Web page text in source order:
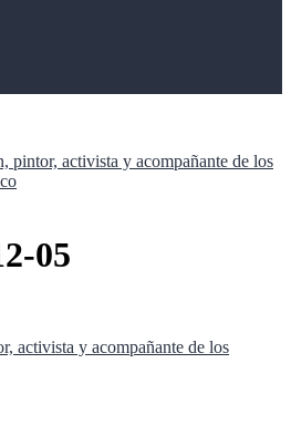
pintor, activista y acompañante de los
05
activista y acompañante de los